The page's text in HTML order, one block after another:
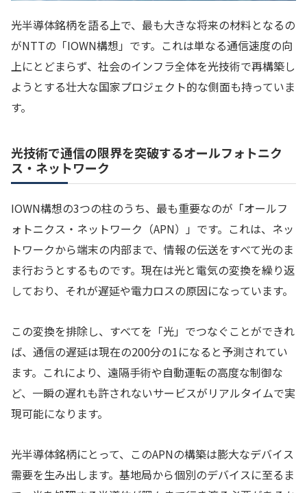
光半導体銘柄を語る上で、最も大きな将来の材料となるの
がNTTの「IOWN構想」です。これは単なる通信速度の向
上にとどまらず、社会のインフラ全体を光技術で再構築し
ようとする壮大な国家プロジェクト的な側面も持っていま
す。
光技術で通信の限界を突破するオールフォトニク
ス・ネットワーク
IOWN構想の3つの柱のうち、最も重要なのが「オールフ
ォトニクス・ネットワーク（APN）」です。これは、ネッ
トワークから端末の内部まで、情報の伝送をすべて光のま
ま行おうとするものです。現在は光と電気の変換を繰り返
しており、それが遅延や電力ロスの原因になっています。
この変換を排除し、すべてを「光」でつなぐことができれ
ば、通信の遅延は現在の200分の1になると予測されてい
ます。これにより、遠隔手術や自動運転の高度な制御な
ど、一瞬の遅れも許されないサービスがリアルタイムで実
現可能になります。
光半導体銘柄にとって、このAPNの構築は膨大なデバイス
需要を生み出します。基地局から個別のデバイスに至るま